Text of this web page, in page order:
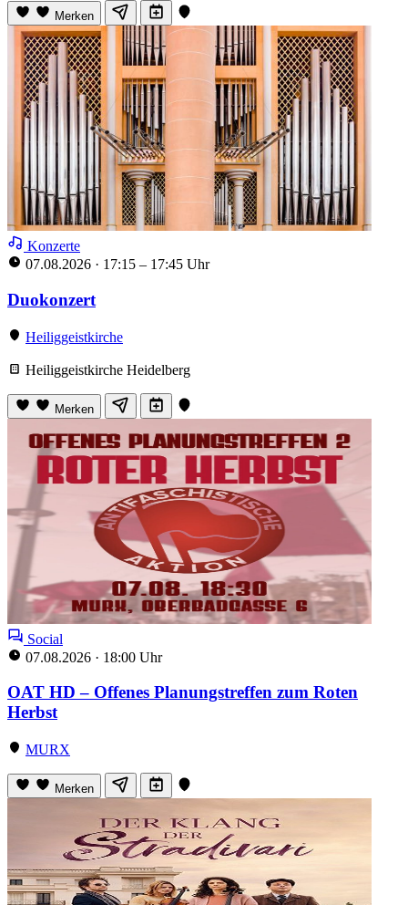
Merken
Konzerte
07.08.2026 · 17:15 – 17:45 Uhr
Duokonzert
Heiliggeistkirche
Heiliggeistkirche Heidelberg
Merken
Social
07.08.2026 · 18:00 Uhr
OAT HD – Offenes Planungstreffen zum Roten
Herbst
MURX
Merken